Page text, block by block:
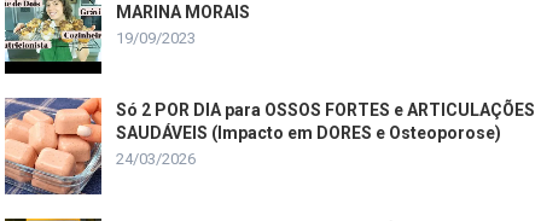
MARINA MORAIS
19/09/2023
Só 2 POR DIA para OSSOS FORTES e ARTICULAÇÕES
SAUDÁVEIS (Impacto em DORES e Osteoporose)
24/03/2026